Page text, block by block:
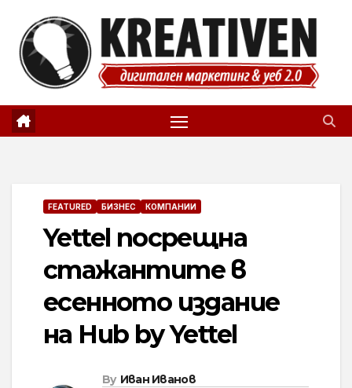
content
FEATURED БИЗНЕС КОМПАНИИ
Yettel посрещна
стажантите в
есенното издание
на Hub by Yettel
By Иван Иванов